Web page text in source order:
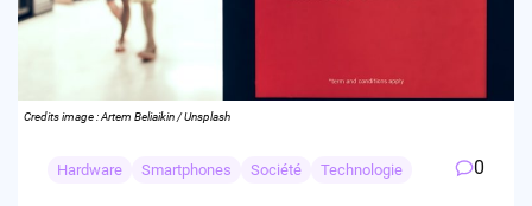
Credits image : Artem Beliaikin / Unsplash
Hardware Smartphones Société Technologie 0